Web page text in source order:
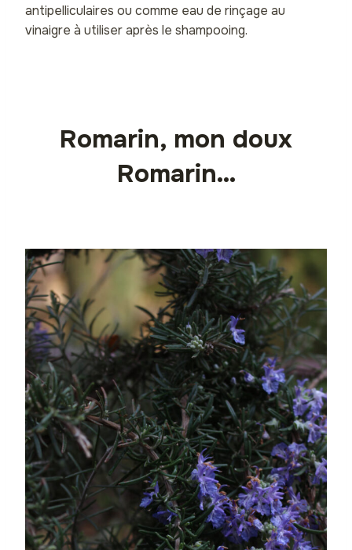
antipelliculaires ou comme eau de rinçage au
vinaigre à utiliser après le shampooing.
Romarin, mon doux
Romarin…